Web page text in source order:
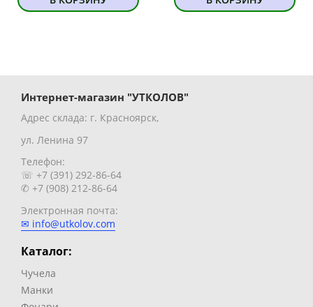
Интернет-магазин "УТКОЛОВ"
Адрес склада: г. Красноярск,
ул. Ленина 97
Телефон:
☏ +7 (391) 292-86-64
✆ +7 (908) 212-86-64
Электронная почта:
✉ info@utkolov.com
Каталог:
Чучела
Манки